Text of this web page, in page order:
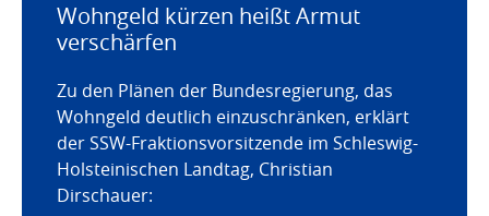
Wohngeld kürzen heißt Armut
verschärfen
Zu den Plänen der Bundesregierung, das
Wohngeld deutlich einzuschränken, erklärt
der SSW-Fraktionsvorsitzende im Schleswig-
Holsteinischen Landtag, Christian
Dirschauer: